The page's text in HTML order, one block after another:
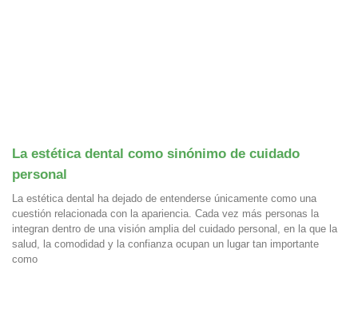
La estética dental como sinónimo de cuidado
personal
La estética dental ha dejado de entenderse únicamente como una
cuestión relacionada con la apariencia. Cada vez más personas la
integran dentro de una visión amplia del cuidado personal, en la que la
salud, la comodidad y la confianza ocupan un lugar tan importante
como